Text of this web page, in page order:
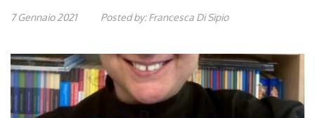
7 Gennaio 2021 Posted by: Francesca Di Sipio